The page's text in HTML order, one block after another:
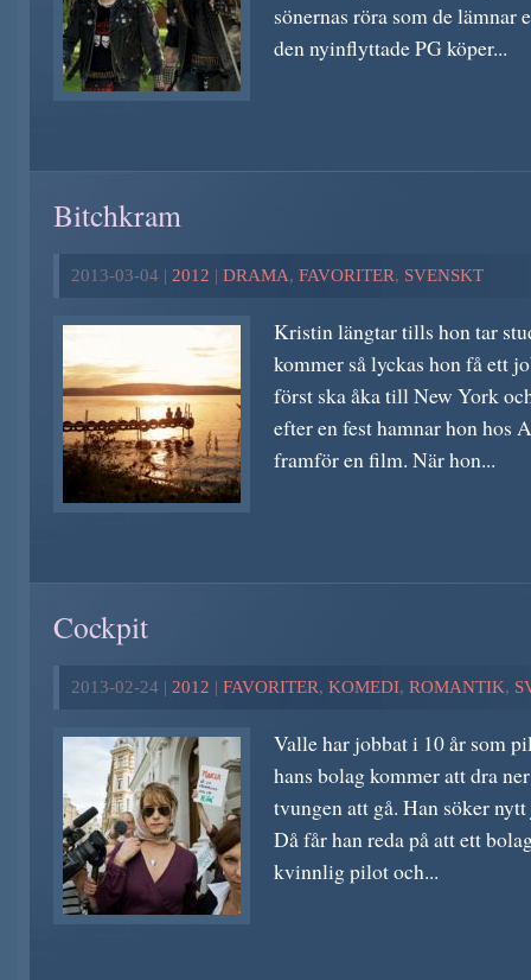
sönernas röra som de lämnar
den nyinflyttade PG köper...
Bitchkram
2013-03-04 | 2012 | DRAMA, FAVORITER, SVENSKT
Kristin längtar tills hon tar
kommer så lyckas hon få ett
först ska åka till New York
efter en fest hamnar hon hos
framför en film. När hon...
Cockpit
2013-02-24 | 2012 | FAVORITER, KOMEDI, ROMANTIK,
Valle har jobbat i 10 år som
hans bolag kommer att dra
tvungen att gå. Han söker
Då får han reda på att ett
kvinnlig pilot och...